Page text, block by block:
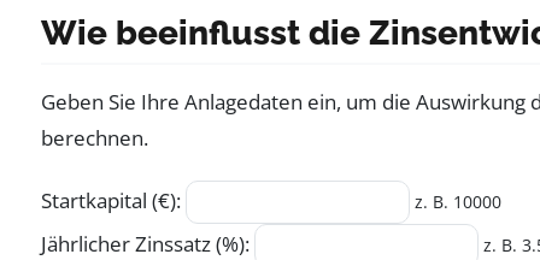
Wie beeinflusst die
Geben Sie Ihre Anlagedaten ein, um die
berechnen.
Startkapital (€): z. B. 10000
Jährlicher Zinssatz (%): z. B.